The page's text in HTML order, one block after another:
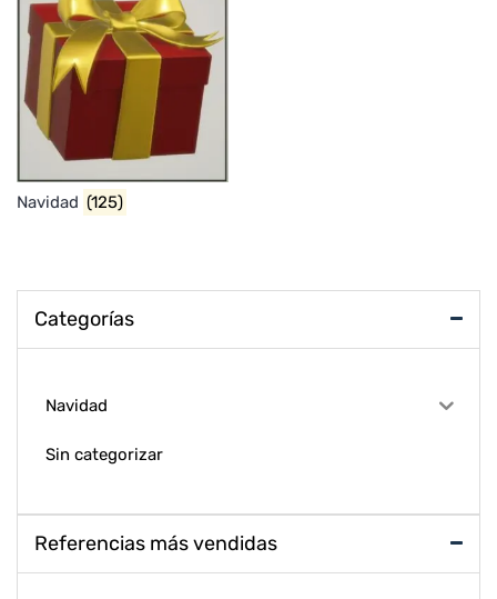
Navidad (125)
Categorías
Navidad
Sin categorizar
Referencias más vendidas